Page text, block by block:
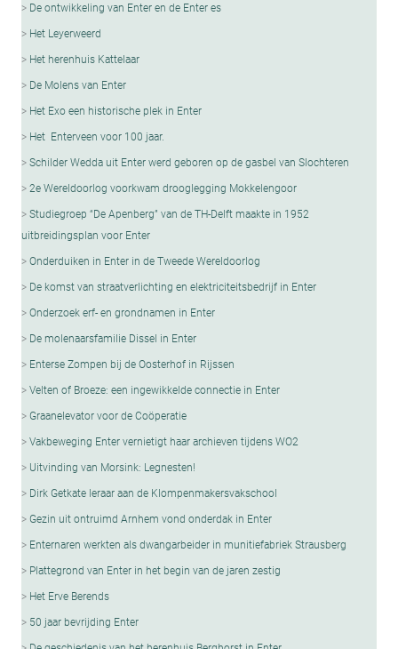
De ontwikkeling van Enter en de Enter es
Het Leyerweerd
Het herenhuis Kattelaar
De Molens van Enter
Het Exo een historische plek in Enter
Het Enterveen voor 100 jaar.
Schilder Wedda uit Enter werd geboren op de gasbel van Slochteren
2e Wereldoorlog voorkwam drooglegging Mokkelengoor
Studiegroep “De Apenberg” van de TH-Delft maakte in 1952
uitbreidingsplan voor Enter
Onderduiken in Enter in de Tweede Wereldoorlog
De komst van straatverlichting en elektriciteitsbedrijf in Enter
Onderzoek erf- en grondnamen in Enter
De molenaarsfamilie Dissel in Enter
Enterse Zompen bij de Oosterhof in Rijssen
Velten of Broeze: een ingewikkelde connectie in Enter
Graanelevator voor de Coöperatie
Vakbeweging Enter vernietigt haar archieven tijdens WO2
Uitvinding van Morsink: Legnesten!
Dirk Getkate leraar aan de Klompenmakersvakschool
Gezin uit ontruimd Arnhem vond onderdak in Enter
Enternaren werkten als dwangarbeider in munitiefabriek Strausberg
Plattegrond van Enter in het begin van de jaren zestig
Het Erve Berends
50 jaar bevrijding Enter